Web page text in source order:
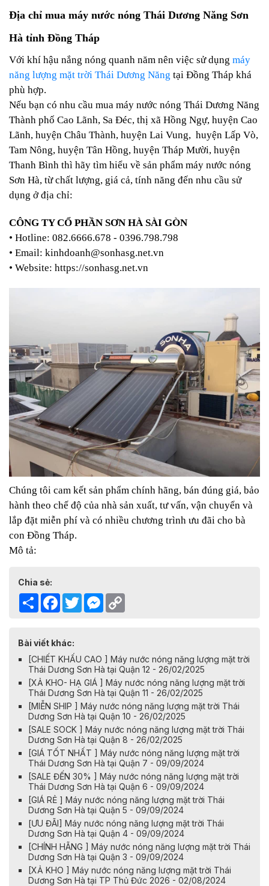
Địa chỉ mua máy nước nóng Thái Dương Năng Sơn
Hà tỉnh Đồng Tháp
Với khí hậu nắng nóng quanh năm nên việc sử dụng máy
năng lượng mặt trời Thái Dương Năng tại Đồng Tháp khá
phù hợp.
Nếu bạn có nhu cầu mua máy nước nóng Thái Dương Năng
Thành phố Cao Lãnh, Sa Đéc, thị xã Hồng Ngự, huyện Cao
Lãnh, huyện Châu Thành, huyện Lai Vung, huyện Lấp Vò,
Tam Nông, huyện Tân Hồng, huyện Tháp Mười, huyện
Thanh Bình thì hãy tìm hiểu về sản phẩm máy nước nóng
Sơn Hà, từ chất lượng, giá cả, tính năng đến nhu cầu sử
dụng ở địa chỉ:
CÔNG TY CỔ PHẦN SƠN HÀ SÀI GÒN
• Hotline: 082.6666.678 - 0396.798.798
• Email: kinhdoanh@sonhasg.net.vn
• Website: https://sonhasg.net.vn
Chúng tôi cam kết sản phẩm chính hãng, bán đúng giá, bảo
hành theo chế độ của nhà sản xuất, tư vấn, vận chuyển và
lắp đặt miễn phí và có nhiều chương trình ưu đãi cho bà
con Đồng Tháp.
Mô tả:
Chia sẻ:
Share Facebook
TwitterMessenger
Bài viết khác:
[CHIẾT KHẤU CAO ] Máy nước nóng năng lượng mặt trời
Thái Dương Sơn Hà tại Quận 12 - 26/02/2025
[XẢ KHO- HẠ GIÁ ] Máy nước nóng năng lượng mặt trời
Thái Dương Sơn Hà tại Quận 11 - 26/02/2025
[MIỄN SHIP ] Máy nước nóng năng lượng mặt trời Thái
Dương Sơn Hà tại Quận 10 - 26/02/2025
[SALE SOCK ] Máy nước nóng năng lượng mặt trời Thái
Dương Sơn Hà tại Quận 8 - 26/02/2025
[GIÁ TỐT NHẤT ] Máy nước nóng năng lượng mặt trời
Thái Dương Sơn Hà tại Quận 7 - 09/09/2024
[SALE ĐẾN 30% ] Máy nước nóng năng lượng mặt trời
Thái Dương Sơn Hà tại Quận 6 - 09/09/2024
[GIÁ RẺ ] Máy nước nóng năng lượng mặt trời Thái
Dương Sơn Hà tại Quận 5 - 09/09/2024
[ƯU ĐÃI] Máy nước nóng năng lượng mặt trời Thái
Dương Sơn Hà tại Quận 4 - 09/09/2024
[CHÍNH HÃNG ] Máy nước nóng năng lượng mặt trời Thái
Dương Sơn Hà tại Quận 3 - 09/09/2024
[XẢ KHO ] Máy nước nóng năng lượng mặt trời Thái
Dương Sơn Hà tại TP Thủ Đức 2026 - 02/08/2024